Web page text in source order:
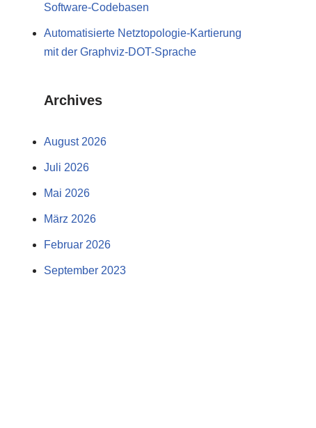
Software-Codebasen
Automatisierte Netztopologie-Kartierung
mit der Graphviz-DOT-Sprache
Archives
August 2026
Juli 2026
Mai 2026
März 2026
Februar 2026
September 2023